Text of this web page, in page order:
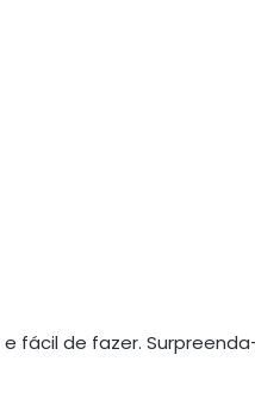
fácil de fazer.